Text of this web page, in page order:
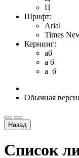
Ц
Шрифт:
Arial
Times
Кернинг:
aб
a б
a б
Обычная
Назад
Список